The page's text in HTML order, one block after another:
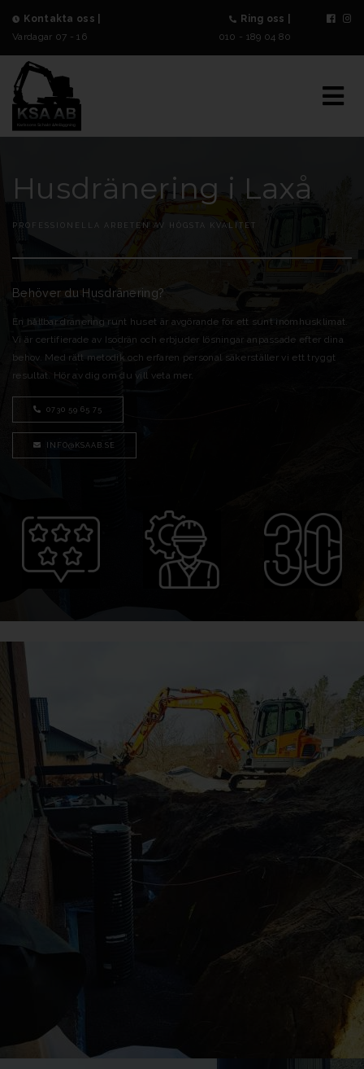
Kontakta oss |
Vardagar 07 - 16
Ring oss |
010 - 189 04 80
Husdränering i Laxå
PROFESSIONELLA ARBETEN AV HÖGSTA KVALITÉT
Behöver du Husdränering?
En hållbar dränering runt huset är avgörande för ett sunt inomhusklimat.
Vi är certifierade av Isodrän och erbjuder lösningar anpassade efter dina
behov. Med rätt metodik och erfaren personal säkerställer vi ett tryggt
resultat. Hör av dig om du vill veta mer.
0730 59 65 75
INFO@KSAAB.SE